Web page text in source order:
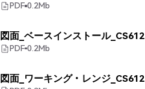
PDF 0.2Mb
図面_ベースインストール_CS612
PDF 0.2Mb
図面_ワーキング・レンジ_CS612